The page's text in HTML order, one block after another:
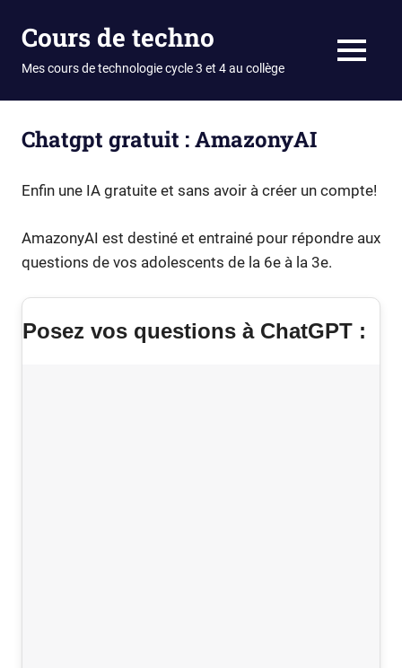
Cours de techno
Mes cours de technologie cycle 3 et 4 au collège MENU
Chatgpt gratuit : AmazonyAI
Enfin une IA gratuite et sans avoir à créer un compte!
AmazonyAI est destiné et entrainé pour répondre aux
questions de vos adolescents de la 6e à la 3e.
Posez vos questions à ChatGPT :